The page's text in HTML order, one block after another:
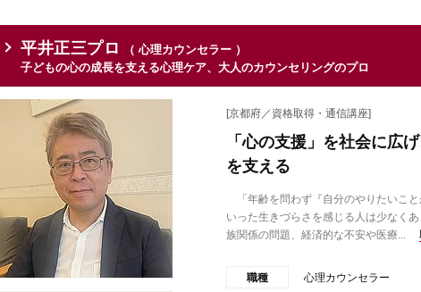
平井正三プロ
（ 心理カウンセラー ）
子どもの心の成長を支える心理ケア、大人のカウンセリングのプロ
[京都府／資格取得・通信講座]
「心の支援」を社会に広
を支える
「年齢を問わず『自分のやりたいこ
いった生きづらさを感じる人は少なく
族関係の問題、経済的な不安や医療...
職種 心理カウンセラー